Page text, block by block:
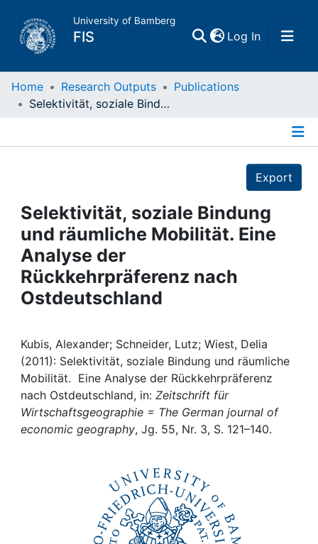
University of Bamberg
FIS Log In(current)
Home
Projects
People
Institutions
My FIS
Help
Home Research Outputs
Publications
Selektivität, soziale Bindung und räumliche Mobilität. Eine Analyse der Rückkehrpräferenz nach Ostdeutschland
Export
Selektivität, soziale Bindung
und räumliche Mobilität. Eine
Analyse der
Rückkehrpräferenz nach
Ostdeutschland
Kubis, Alexander; Schneider, Lutz; Wiest, Delia
(2011): Selektivität, soziale Bindung und räumliche
Mobilität. Eine Analyse der Rückkehrpräferenz
nach Ostdeutschland, in: Zeitschrift für
Wirtschaftsgeographie = The German journal of
economic geography, Jg. 55, Nr. 3, S. 121–140.